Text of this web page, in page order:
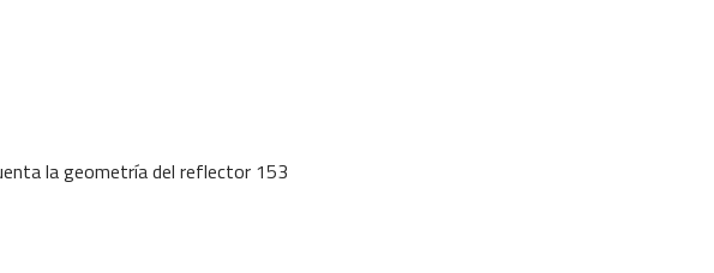
la geometría del reflector 153